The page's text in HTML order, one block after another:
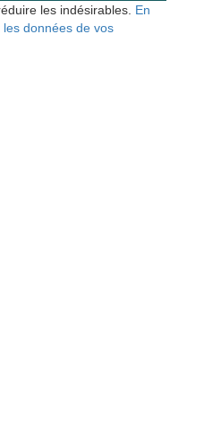
les indésirables. En
données de vos